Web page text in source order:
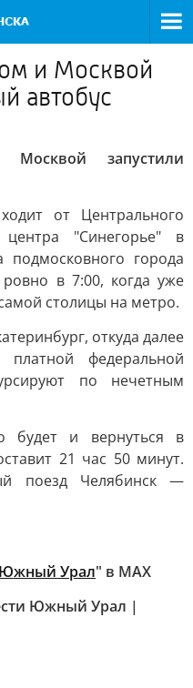
и Москвой
автобус
запустили
от Центрального
центра "Синегорье" в
подмосковного города
в 7:00, когда уже
столицы на метро.
откуда далее
платной федеральной
по нечетным
и вернуться в
21 час 50 минут.
поезд Челябинск —
Южный Урал" в MAХ
Южный Урал |